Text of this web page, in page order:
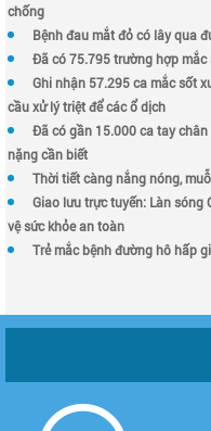
chống
Bệnh đau mắt đỏ có lây qua
Đã có 75.795 trường hợp
Ghi nhận 57.295 ca mắc sốt
cầu xử lý triệt để các ổ dịch
Đã có gần 15.000 ca tay
nặng cần biết
Thời tiết càng nắng nóng,
Giao lưu trực tuyến: Làn sóng
vệ sức khỏe an toàn
Trẻ mắc bệnh đường hô hấp